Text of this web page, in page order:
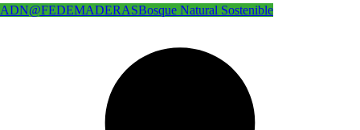
ADN@FEDEMADERASBosque Natural Sostenible